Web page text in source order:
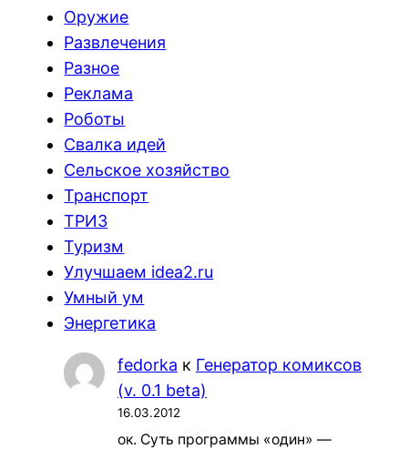
Оружие
Развлечения
Разное
Реклама
Роботы
Свалка идей
Сельское хозяйство
Транспорт
ТРИЗ
Туризм
Улучшаем idea2.ru
Умный ум
Энергетика
fedorka к Генератор комиксов
(v. 0.1 beta)
16.03.2012
ок. Суть программы «один» —